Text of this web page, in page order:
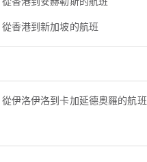
從香港到新加坡的航班
從伊洛伊洛到卡加延德奧羅的航班